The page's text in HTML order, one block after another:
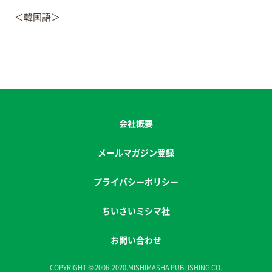
＜韓国語＞
会社概要
メールマガジン登録
プライバシーポリシー
ちいさいミシマ社
お問い合わせ
COPYRIGHT © 2006-2020.MISHIMASHA PUBLISHING CO.